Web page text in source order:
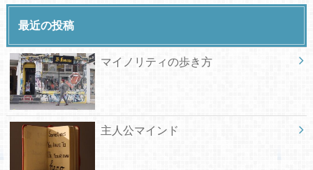
最近の投稿
マイノリティの歩き方
主人公マインド